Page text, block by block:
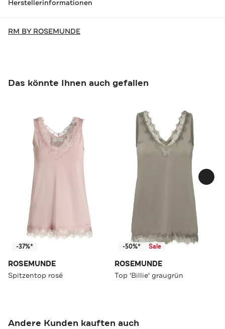
Herstellerinformationen
RM BY ROSEMUNDE
Das könnte Ihnen auch gefallen
-37%*
ROSEMUNDE
Spitzentop rosé
-50%* Sale
ROSEMUNDE
Top 'Billie' graugrün
Andere Kunden kauften auch